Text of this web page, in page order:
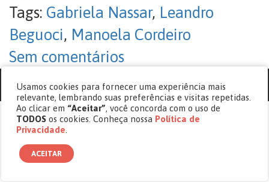
Tags: Gabriela Nassar, Leandro
Beguoci, Manoela Cordeiro
Sem comentários
© copyright 2017 - 2026 Revista Cásper.
Usamos cookies para fornecer uma experiência mais
relevante, lembrando suas preferências e visitas repetidas.
Ao clicar em “Aceitar”, você concorda com o uso de
TODOS os cookies. Conheça nossa Política de
Privacidade
ACEITAR